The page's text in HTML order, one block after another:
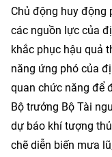
Chủ động huy động
các nguồn lực của
khắc phục hậu quả
năng ứng phó của
quan chức năng để
Bộ trưởng Bộ Tài
dự báo khí tượng
chẽ diễn biến mưa